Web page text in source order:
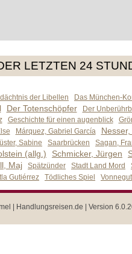
LETZTEN 24
der Libellen Das München-
Der Totenschöpfer
Der
Geschichte für einen augenblick
Márquez, Gabriel García
Sabine Saarbrücken
Sagan,
(allg.) Schmicker, Jürgen
Maj Spätzünder Stadt Land Mord
Gutiérrez Tödliches Spiel
| Handlungsreisen.de | Version